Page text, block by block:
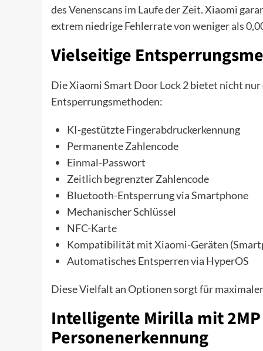
des Venenscans im Laufe der Zeit. Xiaomi
extrem niedrige Fehlerrate von weniger als
Vielseitige
Die Xiaomi Smart Door Lock 2 bietet nicht
Entsperrungsmethoden:
KI-gestützte Fingerabdruckerkennung
Permanente Zahlencode
Einmal-Passwort
Zeitlich begrenzter Zahlencode
Bluetooth-Entsperrung via Smartphone
Mechanischer Schlüssel
NFC-Karte
Kompatibilität mit Xiaomi-Geräten
Automatisches Entsperren via HyperOS
Diese Vielfalt an Optionen sorgt für
Intelligente Mirilla mit
Personenerkennung